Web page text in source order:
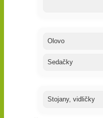
Olovo
Sedačky
Stojany, vidličky